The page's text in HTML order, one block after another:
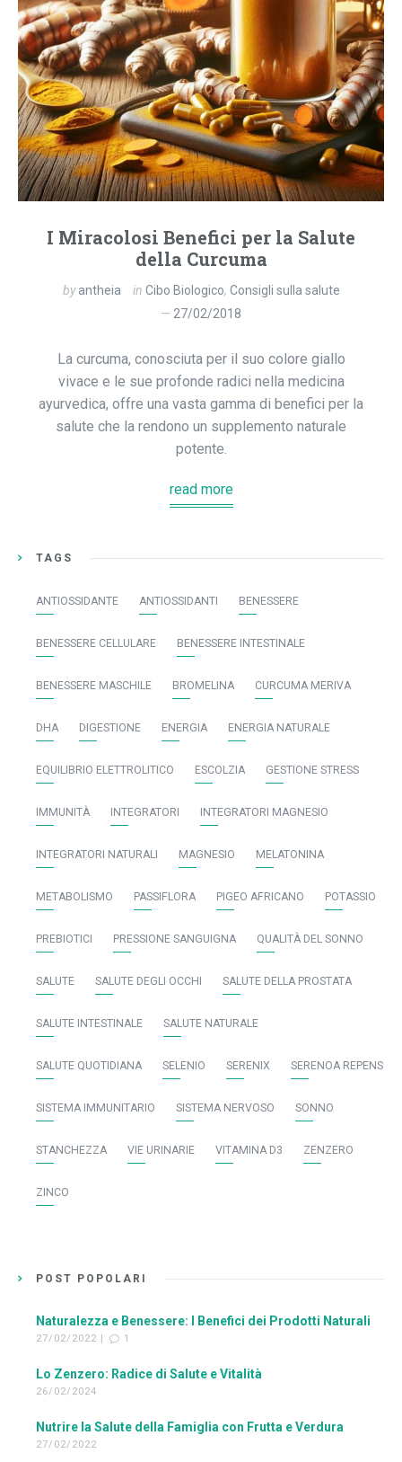
I Miracolosi Benefici per la Salute
della Curcuma
byantheia in Cibo Biologico, Consigli sulla salute
27/02/2018
La curcuma, conosciuta per il suo colore giallo
vivace e le sue profonde radici nella medicina
ayurvedica, offre una vasta gamma di benefici per la
salute che la rendono un supplemento naturale
potente.
read more
TAGS
ANTIOSSIDANTE ANTIOSSIDANTI BENESSERE
BENESSERE CELLULARE BENESSERE INTESTINALE
BENESSERE MASCHILE BROMELINA CURCUMA MERIVA
DHA DIGESTIONE ENERGIA ENERGIA NATURALE
EQUILIBRIO ELETTROLITICO ESCOLZIA GESTIONE STRESS
IMMUNITÀ INTEGRATORI INTEGRATORI MAGNESIO
INTEGRATORI NATURALI MAGNESIO MELATONINA
METABOLISMO PASSIFLORA PIGEO AFRICANO POTASSIO
PREBIOTICI PRESSIONE SANGUIGNA QUALITÀ DEL SONNO
SALUTE SALUTE DEGLI OCCHI SALUTE DELLA PROSTATA
SALUTE INTESTINALE SALUTE NATURALE
SALUTE QUOTIDIANA SELENIO SERENIX SERENOA REPENS
SISTEMA IMMUNITARIO SISTEMA NERVOSO SONNO
STANCHEZZA VIE URINARIE VITAMINA D3 ZENZERO
ZINCO
POST POPOLARI
Naturalezza e Benessere: I Benefici dei Prodotti Naturali
27/02/2022 | 1
Lo Zenzero: Radice di Salute e Vitalità
26/02/2024
Nutrire la Salute della Famiglia con Frutta e Verdura
27/02/2022